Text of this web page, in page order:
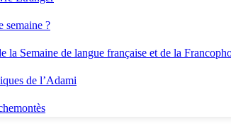
semaine ?
la Semaine de langue française et de la
de l’Adami